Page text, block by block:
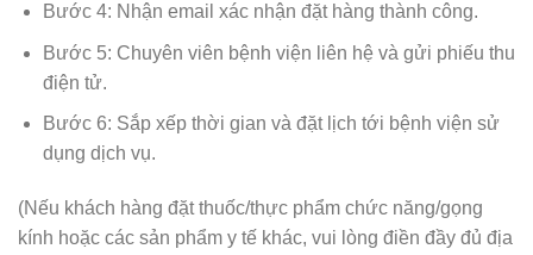
Bước 4: Nhận email xác nhận đặt hàng thành công.
Bước 5: Chuyên viên bệnh viện liên hệ và gửi phiếu thu
điện tử.
Bước 6: Sắp xếp thời gian và đặt lịch tới bệnh viện sử
dụng dịch vụ.
(Nếu khách hàng đặt thuốc/thực phẩm chức năng/gọng
kính hoặc các sản phẩm y tế khác, vui lòng điền đầy đủ địa